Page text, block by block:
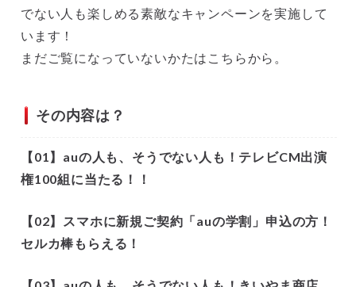
でない人も楽しめる素敵なキャンペーンを実施して
います！
まだご覧になっていないかたはこちらから。
その内容は？
【01】auの人も、そうでない人も！テレビCM出演
権100組に当たる！！
【02】スマホに新規ご契約「auの学割」申込の方！
セルカ棒もらえる！